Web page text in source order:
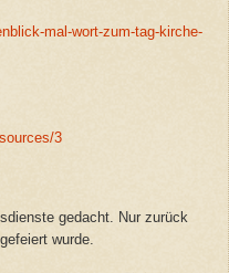
mal-wort-zum-tag-kirche-
3
gedacht. Nur zurück
wurde.